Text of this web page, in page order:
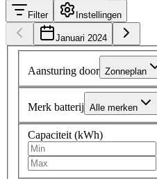
Filter Instellingen
Januari 2024
Aansturing door Zonneplan
Merk batterij Alle merken
Capaciteit (kWh)